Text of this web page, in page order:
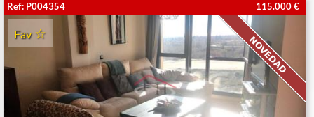
Ref: P004354 115.000 €
Fav